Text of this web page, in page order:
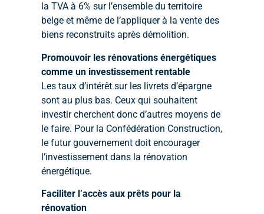
la TVA à 6% sur l’ensemble du territoire
belge et même de l’appliquer à la vente des
biens reconstruits après démolition.
Promouvoir les rénovations énergétiques
comme un investissement rentable
Les taux d’intérêt sur les livrets d’épargne
sont au plus bas. Ceux qui souhaitent
investir cherchent donc d’autres moyens de
le faire. Pour la Confédération Construction,
le futur gouvernement doit encourager
l’investissement dans la rénovation
énergétique.
Faciliter l’accès aux prêts pour la
rénovation